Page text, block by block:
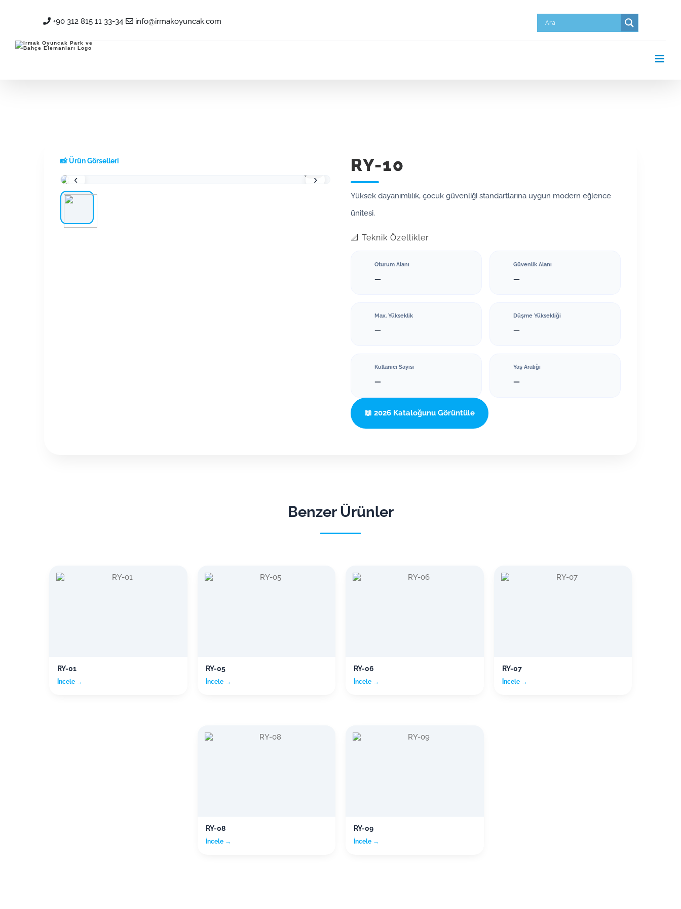
content
+90 312 815 11 33-34 info@irmakoyuncak.com
📸 Ürün Görselleri
‹ ›
RY-10
Yüksek dayanımlılık, çocuk güvenliği standartlarına uygun modern eğlence
ünitesi.
📐 Teknik Özellikler
Oturum Alanı
—
Güvenlik Alanı
—
Max. Yükseklik
—
Düşme Yüksekliği
—
Kullanıcı Sayısı
—
Yaş Aralığı
—
📖 2026 Kataloğunu Görüntüle
Benzer Ürünler
RY-01
İncele →
RY-05
İncele →
RY-06
İncele →
RY-07
İncele →
RY-08
İncele →
RY-09
İncele →